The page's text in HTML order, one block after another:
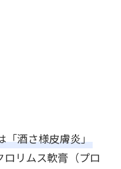
「酒さ様皮膚炎」
リムス軟膏（プロ